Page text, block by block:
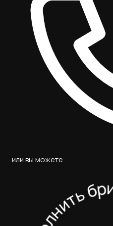
или вы можете